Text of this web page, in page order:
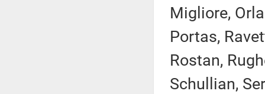
Migliore,
Portas,
Rostan,
Schullian,